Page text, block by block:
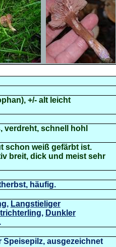
+/- alt leicht
verdreht, schnell hohl
schon weiß gefärbt ist.
breit, dick und meist sehr
häufig.
Langstieliger
, Dunkler
Speisepilz, ausgezeichnet